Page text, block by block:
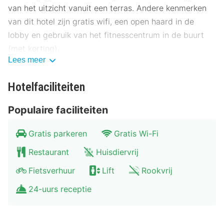
van het uitzicht vanuit een terras. Andere kenmerken
van dit hotel zijn gratis wifi, een open haard in de
lobby en gebruik van het fitnesscentrum in de buurt
(met korting).
deugddoende maaltijd in het restaurant. Bestel je
continentaal ontbijt is inbegrepen.
Hotelstars Union kent in Nederland een officiële
sterrenclassificatie toe. Deze accommodatie heeft 3
stars toegekend gekregen.
bagageopslagruimte, een wasserij en een lift. Dit hotel
Lees meer
Hotelfaciliteiten
Populaire faciliteiten
Gratis parkeren
Gratis Wi-Fi
Restaurant
Huisdiervrij
Fietsverhuur
Lift
Rookvrij
24-uurs receptie